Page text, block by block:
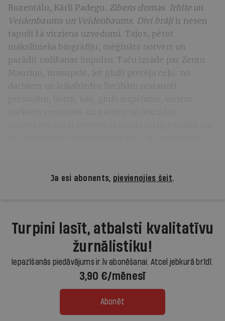
Rozentālu, Kārli Padegu. Zibens domas. Irbīte un
Veidenbaums un Veidenbaums. Divi brāļi ir nesen
tapuši šā virziena uzvedumi. Tajos, pētot
mākslinieka biogrāfiju, mēģināts notvert un
parādīt radīšanas impulsu. Taču izrāde par Zentu
Mauriņu, manuprāt, iet gluži pretēju ceļu: no
darbiem un laikabiedru liecībām restaurēt
Ja esi abonents, pievienojies šeit.
Turpini lasīt, atbalsti kvalitatīvu
žurnālistiku!
Iepazīšanās piedāvājums ir.lv abonēšanai. Atcel jebkurā brīdī.
3,90 €/mēnesī
Abonēt